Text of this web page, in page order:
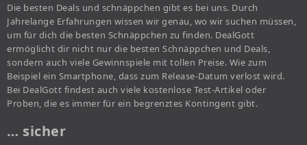
Die besten Deals und schnäppchen gibt es bei uns. Durch
Jahrelange Erfahrungen wissen wir genau, wo wir suchen müssen,
um für dich die besten Schnäppchen zu finden. DealGott
ermöglicht dir nicht nur die besten Schnäppchen und Deals,
sondern auch viele Gewinnspiele mit tollen Preise. Wie zum
Beispiel ein Smartphone, dass zum Release-Datum verlost wird.
Bei DealGott findest auch viele kostenlose Test-Artikel oder
Proben, die es immer für ein begrenztes Kontingent gibt.
… sicher